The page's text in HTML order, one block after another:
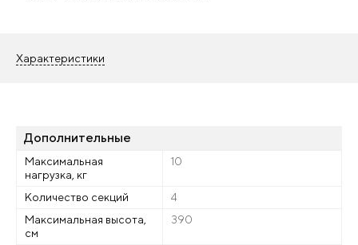
Характеристики
Дополнительные
Максимальная
нагрузка, кг
10
Количество секций
4
Максимальная высота,
см
390